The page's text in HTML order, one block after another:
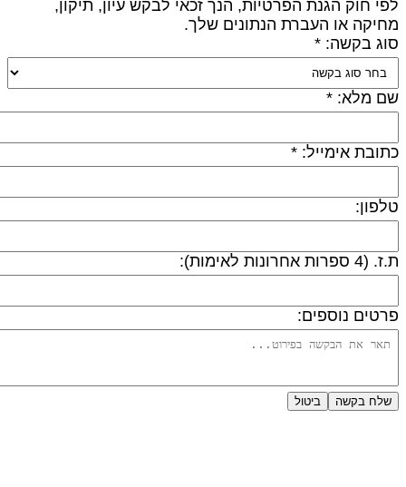
חוק הגנת הפרטיות, הנך זכאי לבקש עיון, תיקון,
או העברת הנתונים שלך.
בקשה: *
מלא: *
אימייל: *
ספרות אחרונות לאימות):
נוספים:
שלח בקשה ביטול